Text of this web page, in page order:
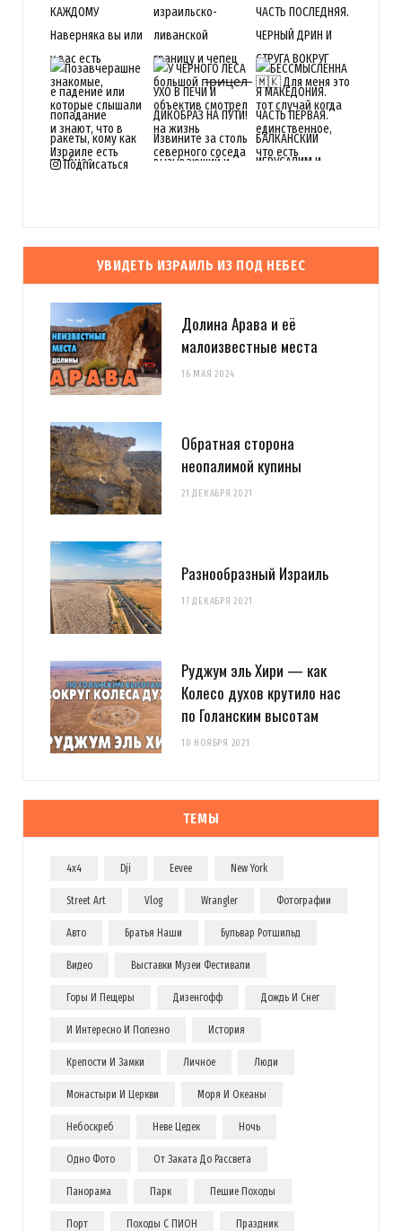
Подписаться
УВИДЕТЬ ИЗРАИЛЬ ИЗ ПОД НЕБЕС
Долина Арава и её
малоизвестные места
16 МАЯ 2024
Обратная сторона
неопалимой купины
21 ДЕКАБРЯ 2021
Разнообразный Израиль
17 ДЕКАБРЯ 2021
Руджум эль Хири — как
Колесо духов крутило нас
по Голанским высотам
10 НОЯБРЯ 2021
ТЕМЫ
4x4 Dji Eevee New York
Street Art Vlog Wrangler Фотографии
Авто Братья Наши Бульвар Ротшильд
Видео Выставки Музеи Фестивали
Горы И Пещеры Дизенгофф Дождь И Снег
И Интересно И Полезно История
Крепости И Замки Личное Люди
Монастыри И Церкви Моря И Океаны
Небоскреб Неве Цедек Ночь
Одно Фото От Заката До Рассвета
Панорама Парк Пешие Походы
Порт Походы С ПИОН Праздник